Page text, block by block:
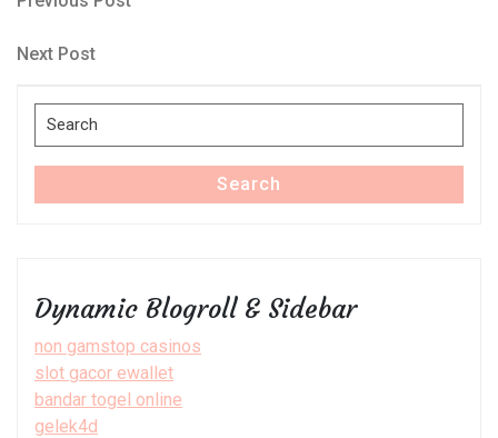
navigation
Next
Next Post
Search
for:
Search
Dynamic Blogroll & Sidebar
non gamstop casinos
slot gacor ewallet
bandar togel online
gelek4d